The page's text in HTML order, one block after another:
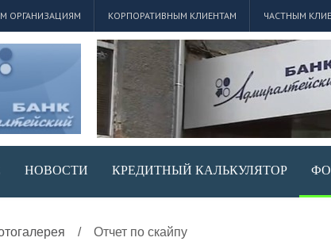
ОРГАНИЗАЦИЯМ КОРПОРАТИВНЫМ КЛИЕНТАМ ЧАСТНЫМ
НОВОСТИ КРЕДИТНЫЙ КАЛЬКУЛЯТОР
/ Отчет по скайпу